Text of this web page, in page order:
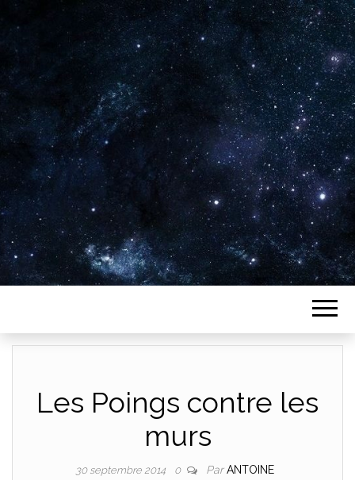
Plus de 2800 critiques de films
Les Poings contre les
murs
30 septembre 2014 0 ParANTOINE